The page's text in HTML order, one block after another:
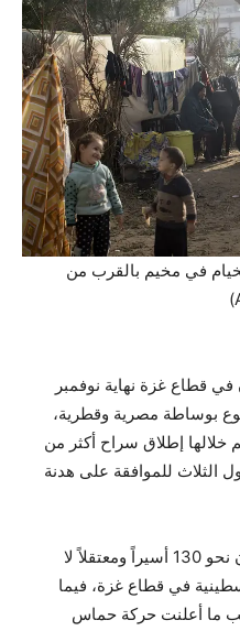
في مخيم بالقرب من
في قطاع غزة نهاية نوفمبر
بوساطة مصرية وقطرية،
خلالها إطلاق سراح أكثر من
الثلاث للموافقة على هدنة
وتشير التقديرات الإسرائيلية إلى أن نحو 130 أسيراً ومعتقلاً لا
في قطاع غزة، فيما
بحسب ما أعلنت حركة حماس